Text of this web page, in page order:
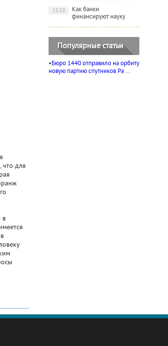
что для
в
Как банки
финансируют науку
13:10
Популярные статьи
•Бюро 1440 отправило на орбиту
новую партию спутников Ра ...